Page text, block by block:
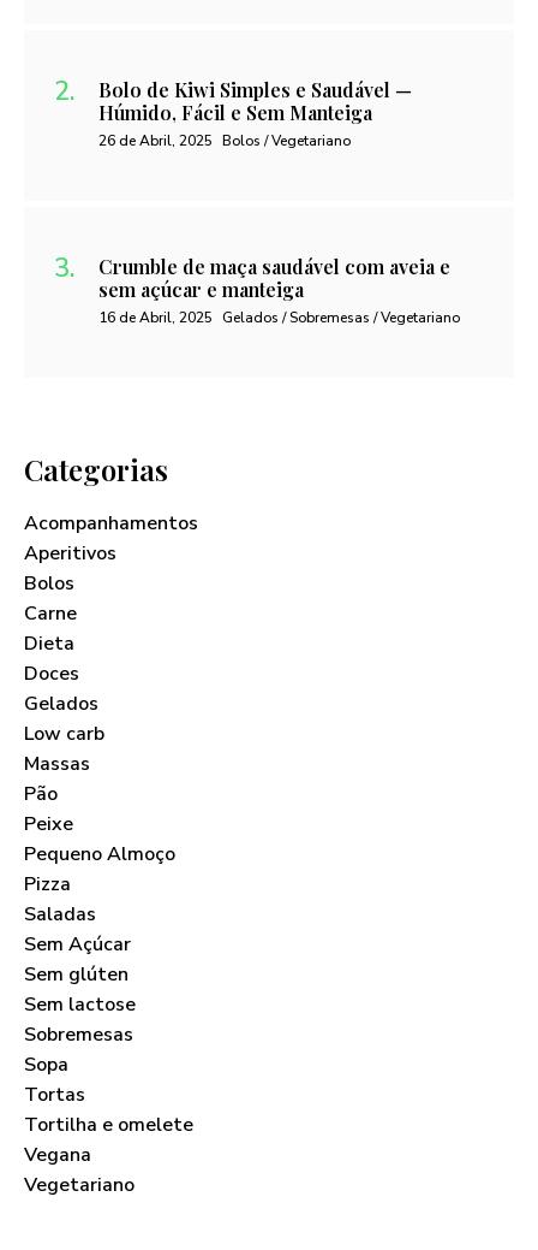
Bolo de Kiwi Simples e Saudável —
Húmido, Fácil e Sem Manteiga
26 de Abril, 2025 Bolos / Vegetariano
Crumble de maça saudável com aveia e
sem açúcar e manteiga
16 de Abril, 2025 Gelados / Sobremesas / Vegetariano
Categorias
Acompanhamentos
Aperitivos
Bolos
Carne
Dieta
Doces
Gelados
Low carb
Massas
Pão
Peixe
Pequeno Almoço
Pizza
Saladas
Sem Açúcar
Sem glúten
Sem lactose
Sobremesas
Sopa
Tortas
Tortilha e omelete
Vegana
Vegetariano